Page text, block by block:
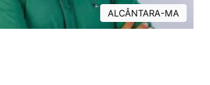
ALCÂNTARA-MA